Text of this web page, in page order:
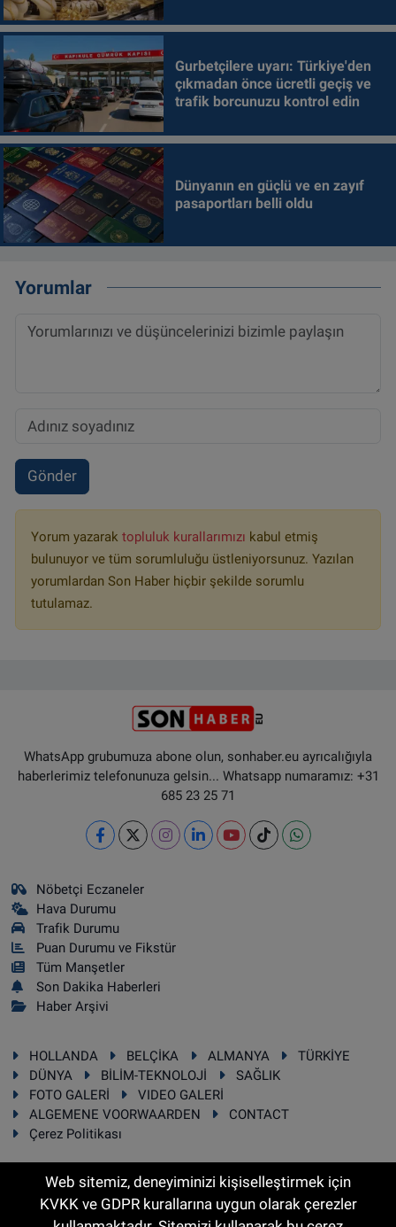
Gurbetçilere uyarı: Türkiye'den
çıkmadan önce ücretli geçiş ve
trafik borcunuzu kontrol edin
Dünyanın en güçlü ve en zayıf
pasaportları belli oldu
Yorumlar
Gönder
Yorum yazarak topluluk kurallarımızı kabul etmiş
bulunuyor ve tüm sorumluluğu üstleniyorsunuz. Yazılan
yorumlardan Son Haber hiçbir şekilde sorumlu
tutulamaz.
WhatsApp grubumuza abone olun, sonhaber.eu ayrıcalığıyla
haberlerimiz telefonunuza gelsin... Whatsapp numaramız: +31
685 23 25 71
Nöbetçi Eczaneler
Hava Durumu
Trafik Durumu
Puan Durumu ve Fikstür
Tüm Manşetler
Son Dakika Haberleri
Haber Arşivi
HOLLANDA BELÇİKA ALMANYA
TÜRKİYE
DÜNYA
BİLİM-TEKNOLOJİ
SAĞLIK
FOTO GALERİ
VIDEO GALERİ
ALGEMENE VOORWAARDEN
CONTACT
Çerez Politikası
RSS Copyright © 2025 Sonhaber.eu Her hakkı saklıdır.
Web sitemiz, deneyiminizi kişiselleştirmek için
KVKK ve GDPR kurallarına uygun olarak çerezler